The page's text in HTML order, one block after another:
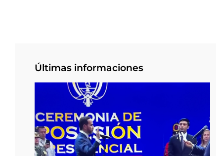
Últimas informaciones